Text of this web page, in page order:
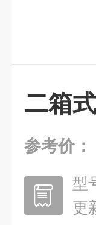
二箱
参考价：
型
更